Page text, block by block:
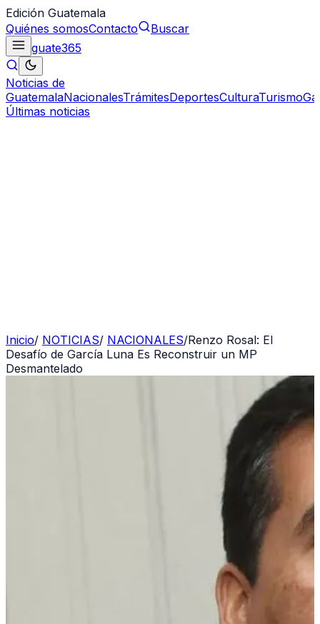
Edición Guatemala
Quiénes somosContacto
Buscar
guate365
Noticias de
GuatemalaNacionalesTrámitesDeportesCulturaTurismo
Últimas noticias
Inicio/ NOTICIAS/ NACIONALES/Renzo Rosal: El
Desafío de García Luna Es Reconstruir un MP
Desmantelado